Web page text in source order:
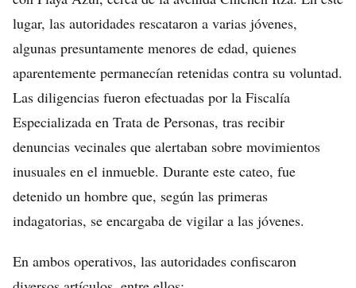
lugar, las autoridades rescataron a varias jóvenes,
algunas presuntamente menores de edad, quienes
aparentemente permanecían retenidas contra su voluntad.
Las diligencias fueron efectuadas por la Fiscalía
Especializada en Trata de Personas, tras recibir
denuncias vecinales que alertaban sobre movimientos
inusuales en el inmueble. Durante este cateo, fue
detenido un hombre que, según las primeras
indagatorias, se encargaba de vigilar a las jóvenes.
En ambos operativos, las autoridades confiscaron